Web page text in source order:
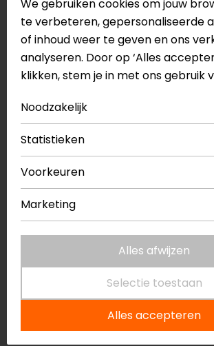
Rolsluiting
40 liter volume
Compressiebanden
Haak bevestiging
Universele uitvoering, geschikt
Uitneembare en wasbare
Subframe loops (4x) bijgeleverd
Drypack
Gemaakt van Cordura 500D en
Meer informatie nodig?
Heb je meer informatie nodig over
met ons op of
in Breda, Capelle
Eindhoven, Vianen of Apeldoorn. In
het product bekijken & passen en
verkoopmedewerkers voor je klaar
Bekijk onze anderemotor
We gebruiken cookies om jouw
te verbeteren, gepersonaliseerde
of inhoud weer te geven en ons
analyseren. Door op ‘Alles
klikken, stem je in met ons gebruik
Noodzakelijk
Statistieken
Voorkeuren
Marketing
Alles afwijzen
Selectie toestaan
Alles accepteren